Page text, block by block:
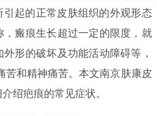
起的正常皮肤组织的外观形态
瘢痕生长超过一定的限度，就
形的破坏及功能活动障碍等，
苦和精神痛苦。本文南京肤康皮
绍疤痕的常见症状。